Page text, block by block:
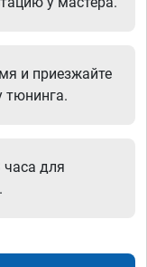
и приезжайте
тюнинга.
часа для